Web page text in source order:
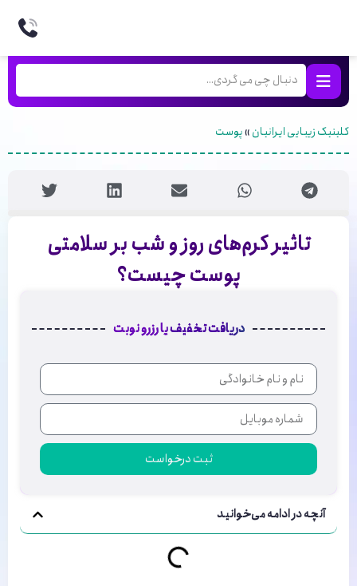
کلینیک زیبایی ایرانیان»پوست
تاثیر کرم‌های روز و شب بر سلامتی
پوست چیست؟
دریافت تخفیف یا رزرو نوبت
ثبت درخواست
آنچه در ادامه می‌خوانید